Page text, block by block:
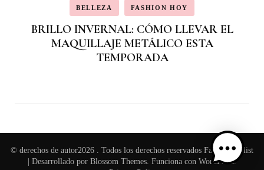
BELLEZA FASHION HOY
BRILLO INVERNAL: CÓMO LLEVAR EL
MAQUILLAJE METÁLICO ESTA
TEMPORADA
© derechos de autor2026 . Todos los derechos reservados Fashion Stylist
| Desarrollado por Blossom Themes . Funciona con WordPress.